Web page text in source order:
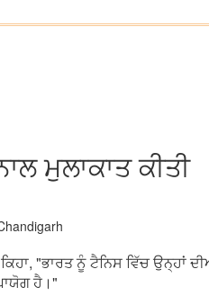
ਮੁਲਾਕਾਤ ਕੀਤੀ
"ਭਾਰਤ ਨੂੰ ਟੈਨਿਸ ਵਿੱਚ ਉਨ੍ਹਾਂ
ਹੈ।"